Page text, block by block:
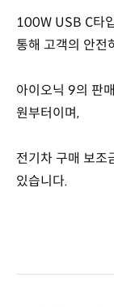
100W USB C타
통해 고객의 안전
아이오닉 9의 판
원부터이며,
전기차 구매 보조
있습니다.